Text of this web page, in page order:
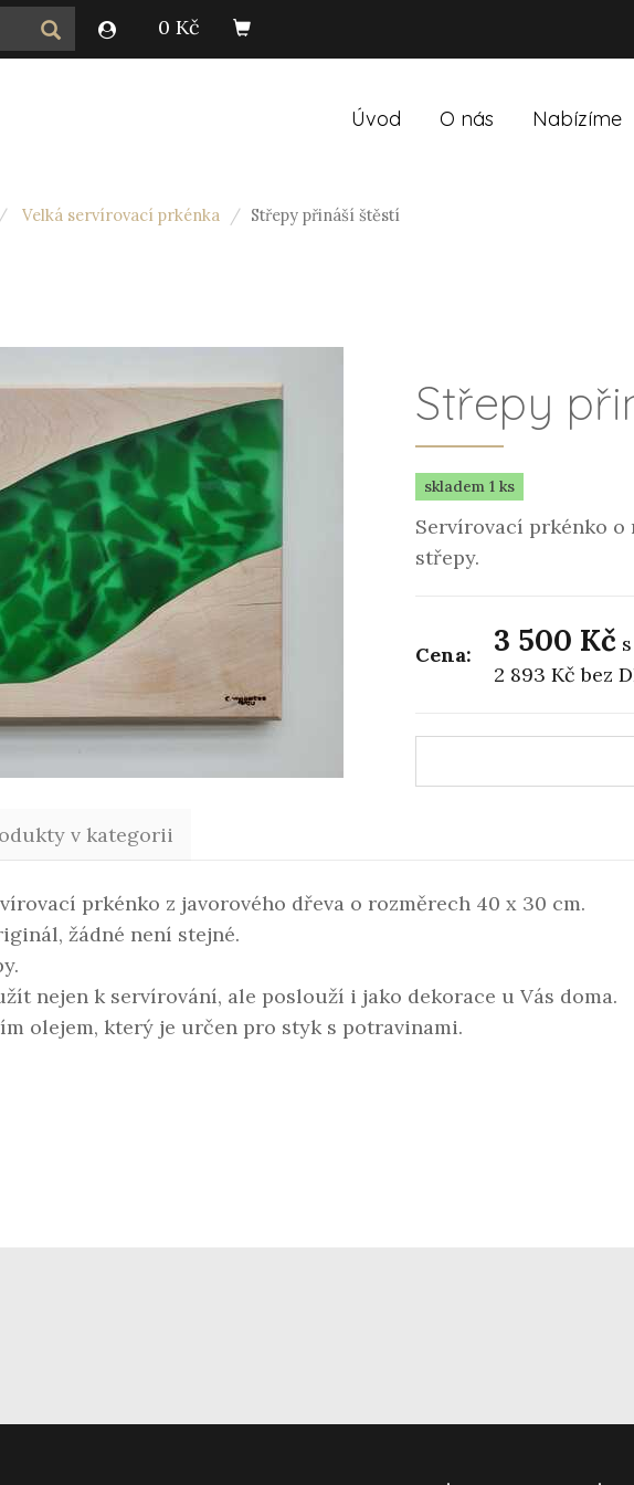
0 Kč
Úvod O nás Nabízíme
Velká servírovací prkénka Střepy přináší štěstí
Střepy
skladem 1 ks
Servírovací prkénko o
střepy.
Cena: 3 500 Kč
2 893 Kčbez
v kategorii
prkénko z javorového dřeva o rozměrech 40 x 30 cm.
žádné není stejné.
nejen k servírování, ale poslouží i jako dekorace u Vás doma.
olejem, který je určen pro styk s potravinami.